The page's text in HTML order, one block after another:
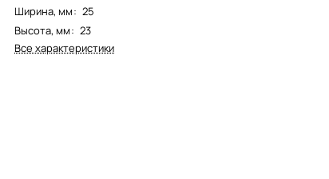
Ширина, мм: 25
Высота, мм: 23
Все характеристики